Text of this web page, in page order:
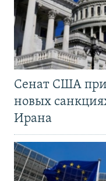
Сенат США
новых
Ирана